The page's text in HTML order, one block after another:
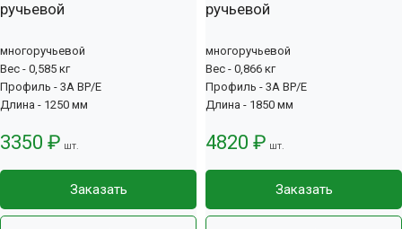
ручьевой
многоручьевой
Вес - 0,585 кг
Профиль - 3А BP/E
Длина - 1250 мм
3350 ₽ шт.
Заказать
ручьевой
многоручьевой
Вес - 0,866 кг
Профиль - 3А BP/E
Длина - 1850 мм
4820 ₽ шт.
Заказать